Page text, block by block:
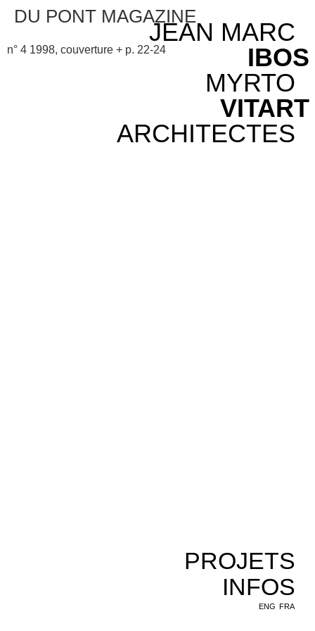
JEAN MARC
IBOS
MYRTO
VITART
ARCHITECTES
PROJETS
INFOS
ENG FRA
DU PONT MAGAZINE
n° 4 1998, couverture + p. 22-24